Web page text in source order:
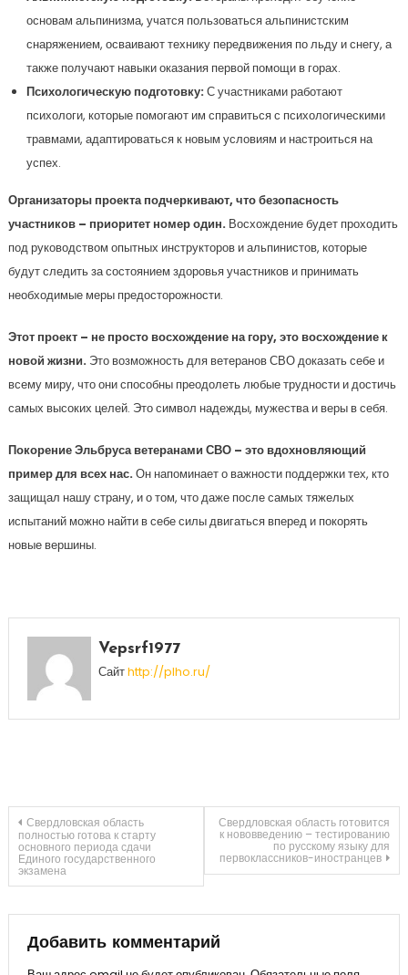
основам альпинизма, учатся пользоваться альпинистским
снаряжением, осваивают технику передвижения по льду и снегу, а
также получают навыки оказания первой помощи в горах.
Психологическую подготовку:С участниками работают
психологи, которые помогают им справиться с психологическими
травмами, адаптироваться к новым условиям и настроиться на
успех.
Организаторы проекта подчеркивают, что безопасность
участников – приоритет номер один.Восхождение будет проходить
под руководством опытных инструкторов и альпинистов, которые
будут следить за состоянием здоровья участников и принимать
необходимые меры предосторожности.
Этот проект – не просто восхождение на гору, это восхождение к
новой жизни.Это возможность для ветеранов СВО доказать себе и
всему миру, что они способны преодолеть любые трудности и достичь
самых высоких целей. Это символ надежды, мужества и веры в себя.
Покорение Эльбруса ветеранами СВО – это вдохновляющий
пример для всех нас.Он напоминает о важности поддержки тех, кто
защищал нашу страну, и о том, что даже после самых тяжелых
испытаний можно найти в себе силы двигаться вперед и покорять
новые вершины.
Vepsrf1977
Сайтhttp://plho.ru/
Навигация
по
записям
Свердловская область
полностью готова к старту
основного периода сдачи
Единого государственного
экзамена
Свердловская область готовится
к нововведению – тестированию
по русскому языку для
первоклассников-иностранцев
Добавить комментарий